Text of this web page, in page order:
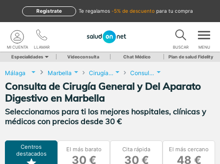
te regalamos -5% de descuento para tu compra
Regístrate
LLAMAR
MI CUENTA BUSCAR MENU
Especialidades Videoconsulta Chat Médico Plan de salud Fidelity
Málaga Marbella Cirugía General y Del Aparato Digestivo Consulta de Cirugía General y Del Aparato Digestivo
Consulta de Cirugía General y Del Aparato
Digestivo en Marbella
Seleccionamos para ti los mejores hospitales, clínicas y
médicos con precios desde 30 €
Centros
destacados
El más barato
30 €
Cita rápida
30 €
El más cercano
48 €